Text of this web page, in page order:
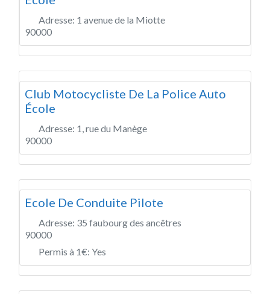
Adresse: 1 avenue de la Miotte
90000
Club Motocycliste De La Police Auto
École
Adresse: 1, rue du Manège
90000
Ecole De Conduite Pilote
Adresse: 35 faubourg des ancêtres
90000
Permis à 1€: Yes